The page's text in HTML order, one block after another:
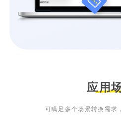
应用
可瞒足多个场景转换需求